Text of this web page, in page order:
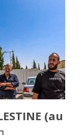
(au